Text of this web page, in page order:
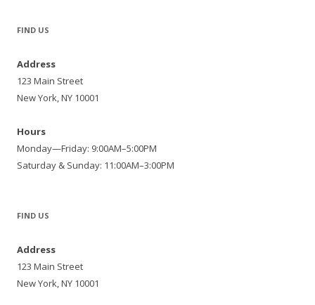
FIND US
Address
123 Main Street
New York, NY 10001
Hours
Monday—Friday: 9:00AM–5:00PM
Saturday & Sunday: 11:00AM–3:00PM
FIND US
Address
123 Main Street
New York, NY 10001